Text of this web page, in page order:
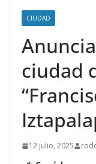
CIUDAD
ciudad
12 julio, 2025